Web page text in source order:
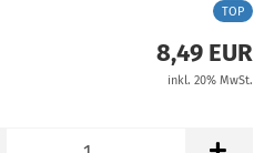
TOP
8,49 EUR
inkl. 20% MwSt.